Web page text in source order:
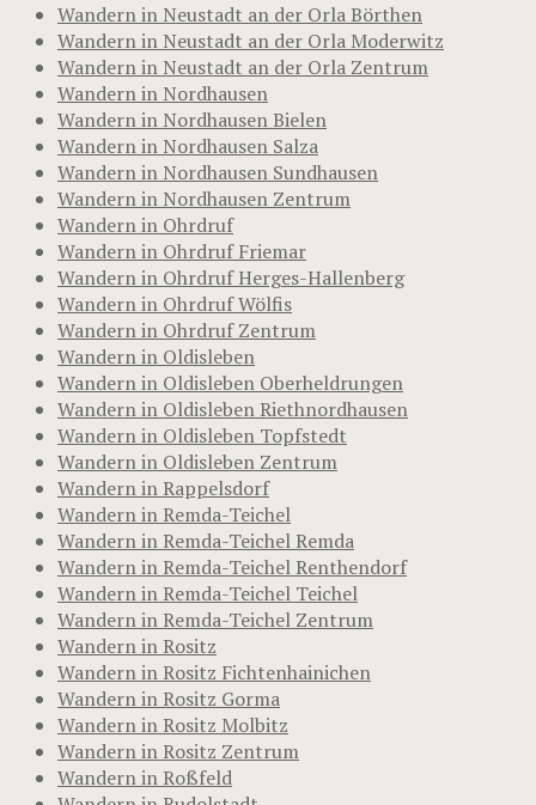
Wandern in Neustadt an der Orla Börthen
Wandern in Neustadt an der Orla Moderwitz
Wandern in Neustadt an der Orla Zentrum
Wandern in Nordhausen
Wandern in Nordhausen Bielen
Wandern in Nordhausen Salza
Wandern in Nordhausen Sundhausen
Wandern in Nordhausen Zentrum
Wandern in Ohrdruf
Wandern in Ohrdruf Friemar
Wandern in Ohrdruf Herges-Hallenberg
Wandern in Ohrdruf Wölfis
Wandern in Ohrdruf Zentrum
Wandern in Oldisleben
Wandern in Oldisleben Oberheldrungen
Wandern in Oldisleben Riethnordhausen
Wandern in Oldisleben Topfstedt
Wandern in Oldisleben Zentrum
Wandern in Rappelsdorf
Wandern in Remda-Teichel
Wandern in Remda-Teichel Remda
Wandern in Remda-Teichel Renthendorf
Wandern in Remda-Teichel Teichel
Wandern in Remda-Teichel Zentrum
Wandern in Rositz
Wandern in Rositz Fichtenhainichen
Wandern in Rositz Gorma
Wandern in Rositz Molbitz
Wandern in Rositz Zentrum
Wandern in Roßfeld